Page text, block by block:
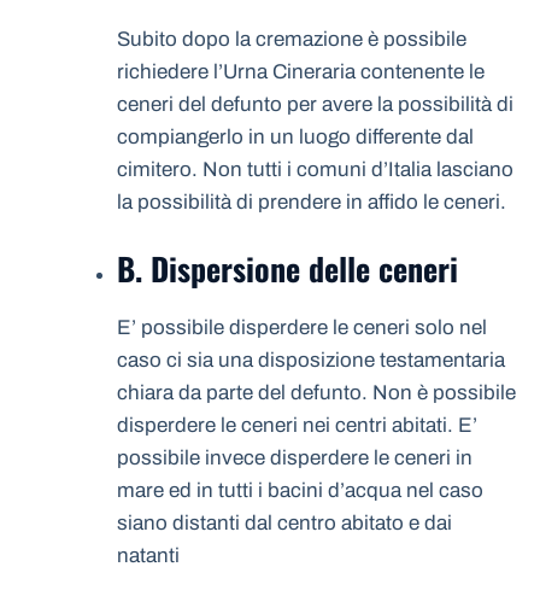
Subito dopo la cremazione è possibile
richiedere l’Urna Cineraria contenente le
ceneri del defunto per avere la possibilità di
compiangerlo in un luogo differente dal
cimitero. Non tutti i comuni d’Italia lasciano
la possibilità di prendere in affido le ceneri.
B. Dispersione delle ceneri
E’ possibile disperdere le ceneri solo nel
caso ci sia una disposizione testamentaria
chiara da parte del defunto. Non è possibile
disperdere le ceneri nei centri abitati. E’
possibile invece disperdere le ceneri in
mare ed in tutti i bacini d’acqua nel caso
siano distanti dal centro abitato e dai
natanti